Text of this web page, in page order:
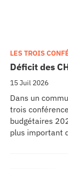
Déficit des
15 Juil 2026
LES TROIS
Dans un
trois
budgétaires
plus important